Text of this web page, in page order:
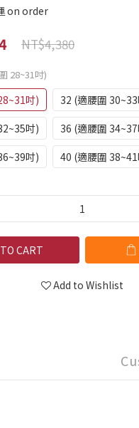
on order
NT$4,380
28~31吋)
吋)
32 (適腰圍
吋)
36 (適腰圍
吋)
40 (適腰圍
CART
Add to Wishlist